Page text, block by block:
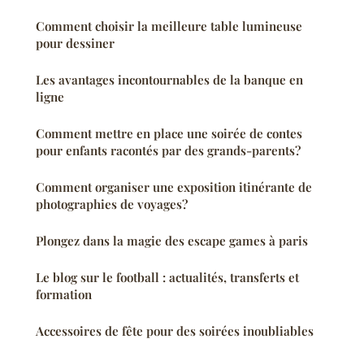
Comment choisir la meilleure table lumineuse
pour dessiner
Les avantages incontournables de la banque en
ligne
Comment mettre en place une soirée de contes
pour enfants racontés par des grands-parents?
Comment organiser une exposition itinérante de
photographies de voyages?
Plongez dans la magie des escape games à paris
Le blog sur le football : actualités, transferts et
formation
Accessoires de fête pour des soirées inoubliables